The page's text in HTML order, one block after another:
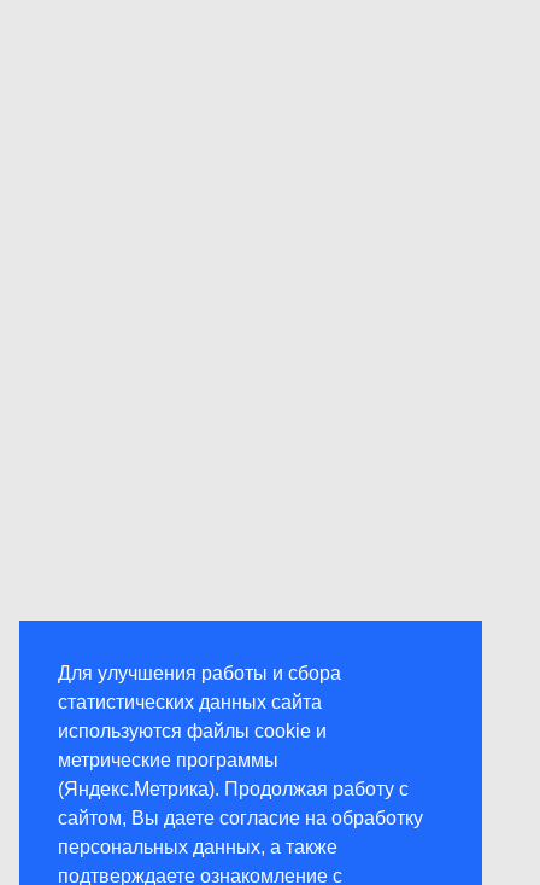
Для улучшения работы и сбора
статистических данных сайта
используются файлы cookie и
метрические программы
(Яндекс.Метрика). Продолжая работу с
сайтом, Вы даете согласие на обработку
персональных данных, а также
подтверждаете ознакомление с